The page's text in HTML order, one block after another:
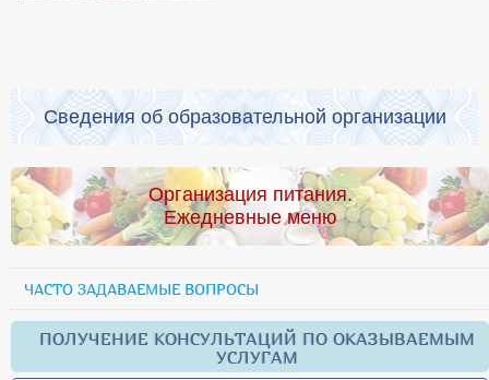
Сведения об образовательной организации
Организация питания.
Ежедневные меню
ЧАСТО ЗАДАВАЕМЫЕ ВОПРОСЫ
ПОЛУЧЕНИЕ КОНСУЛЬТАЦИЙ ПО ОКАЗЫВАЕМЫМ
УСЛУГАМ